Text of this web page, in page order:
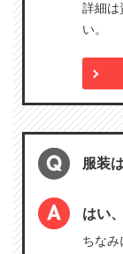
詳細は
い。
服装
はい
ちなみ